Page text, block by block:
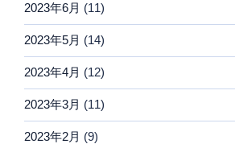
2023年6月 (11)
2023年5月 (14)
2023年4月 (12)
2023年3月 (11)
2023年2月 (9)